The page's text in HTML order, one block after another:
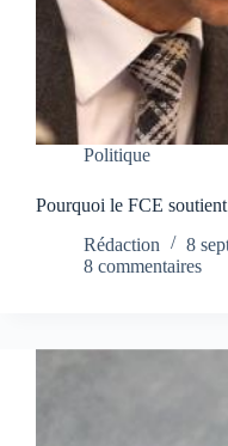
Politique
Pourquoi le FCE
Rédaction
8
8 commentaires